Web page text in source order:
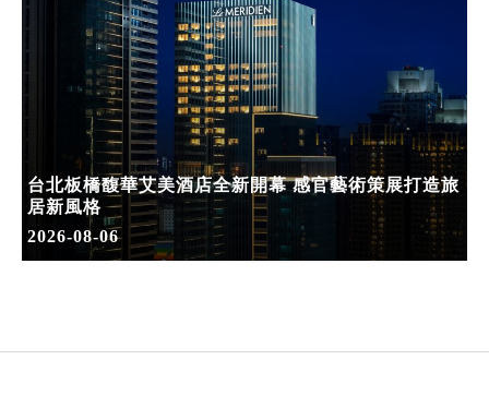
台北板橋馥華艾美酒店全新開幕 感官藝術策展打造旅
居新風格
2026-08-06